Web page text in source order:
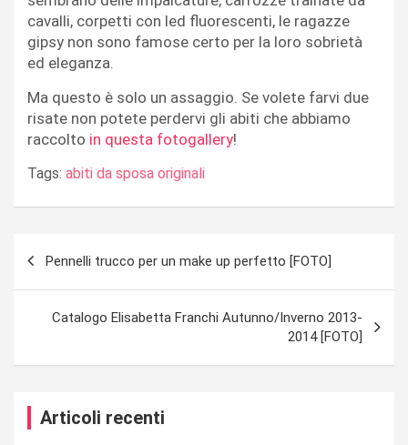
cavalli, corpetti con led fluorescenti, le ragazze
gipsy non sono famose certo per la loro sobrietà
ed eleganza.
Ma questo è solo un assaggio. Se volete farvi due
risate non potete perdervi gli abiti che abbiamo
raccolto in questa fotogallery!
Tags: abiti da sposa originali
Pennelli trucco per un make up perfetto [FOTO]
Catalogo Elisabetta Franchi Autunno/Inverno 2013-
2014 [FOTO]
Articoli recenti